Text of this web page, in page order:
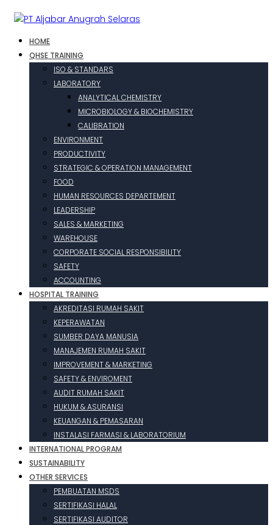
HOME
QHSE TRAINING
ISO & STANDARS
LABORATORY
ANALYTICAL CHEMISTRY
MICROBIOLOGY & BIOCHEMISTRY
CALIBRATION
ENVIRONMENT
PRODUCTIVITY
STRATEGIC & OPERATION MANAGEMENT
FOOD
HUMAN RESOURCES DEPARTEMENT
LEADERSHIP
SALES & MARKETING
WAREHOUSE
CORPORATE SOCIAL RESPONSIBILITY
SAFETY
ACCOUNTING
HOSPITAL TRAINING
AKREDITASI RUMAH SAKIT
KEPERAWATAN
SUMBER DAYA MANUSIA
MANAJEMEN RUMAH SAKIT
IMPROVEMENT & MARKETING
SAFETY & ENVIROMENT
AUDIT RUMAH SAKIT
HUKUM & ASURANSI
KEUANGAN & PEMASARAN
INSTALASI FARMASI & LABORATORIUM
INTERNATIONAL PROGRAM
SUSTAINABILITY
OTHER SERVICES
PEMBUATAN MSDS
SERTIFIKASI HALAL
SERTIFIKASI AUDITOR